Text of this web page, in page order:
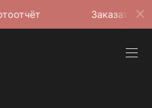
Заказать фотоотчёт